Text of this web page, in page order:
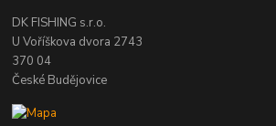
DK FISHING s.r.o.
U Voříškova dvora 2743
370 04
České Budějovice